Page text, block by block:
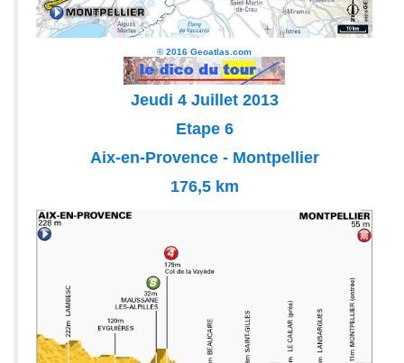
© 2016 Geoatlas.com
Jeudi 4 Juillet 2013
Etape 6
Aix-en-Provence - Montpellier
176,5 km